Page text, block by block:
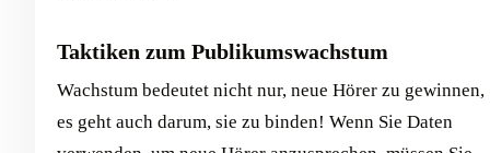
Taktiken zum Publikumswachstum
Wachstum bedeutet nicht nur, neue Hörer zu gewinnen,
es geht auch darum, sie zu binden! Wenn Sie Daten